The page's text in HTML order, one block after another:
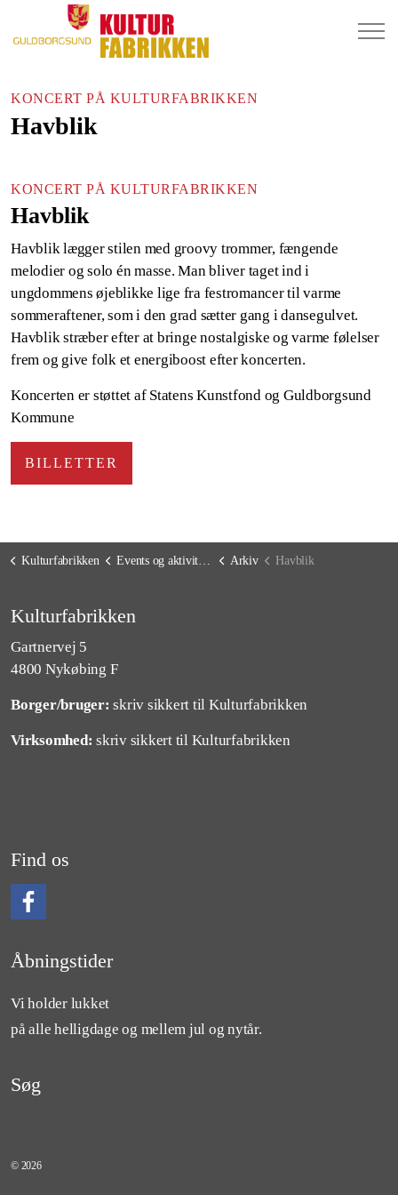
KONCERT PÅ KULTURFABRIKKEN
Havblik
KONCERT PÅ KULTURFABRIKKEN
Havblik
Havblik lægger stilen med groovy trommer, fængende
melodier og solo én masse. Man bliver taget ind i
ungdommens øjeblikke lige fra festromancer til varme
sommeraftener, som i den grad sætter gang i dansegulvet.
Havblik stræber efter at bringe nostalgiske og varme følelser
frem og give folk et energiboost efter koncerten.
Koncerten er støttet af Statens Kunstfond og Guldborgsund
Kommune
BILLETTER
Kulturfabrikken Events og aktiviteter Arkiv Havblik
Kulturfabrikken
Gartnervej 5
4800 Nykøbing F
Borger/bruger: skriv sikkert til Kulturfabrikken
Virksomhed: skriv sikkert til Kulturfabrikken
Find os
Åbningstider
Vi holder lukket
på alle helligdage og mellem jul og nytår.
Søg
© 2026